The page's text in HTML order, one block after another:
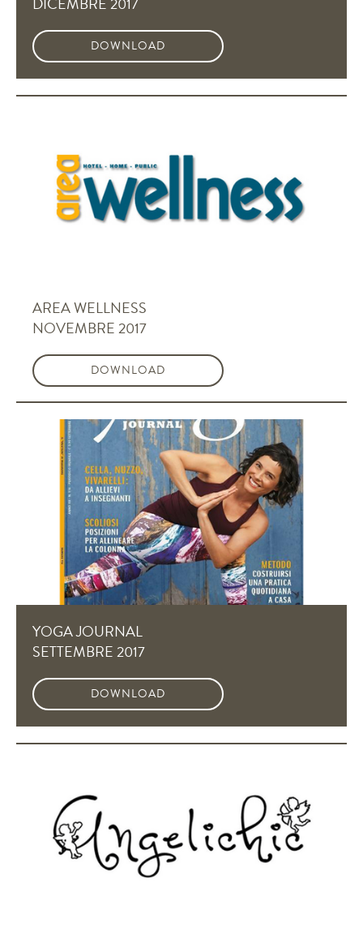
DOWNLOAD
AREA WELLNESS
NOVEMBRE 2017
DOWNLOAD
YOGA JOURNAL
SETTEMBRE 2017
DOWNLOAD